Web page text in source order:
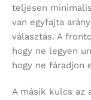
teljesen
van egyfajta
választás. A
hogy ne legyen
hogy ne fáradjon
A másik kulcs az